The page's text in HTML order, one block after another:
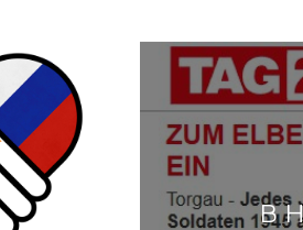
к
содержимому
В